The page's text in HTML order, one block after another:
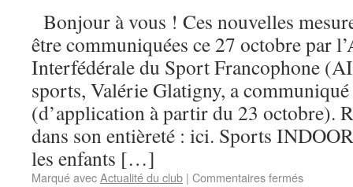
Bonjour à vous ! Ces nouvelles
être communiquées ce 27 octobre par
Interfédérale du Sport Francophone
sports, Valérie Glatigny, a
(d’application à partir du 23 octobre).
dans son entièreté : ici. Sports
les enfants […]
Marqué avecActualité du club | Commentaires fermés